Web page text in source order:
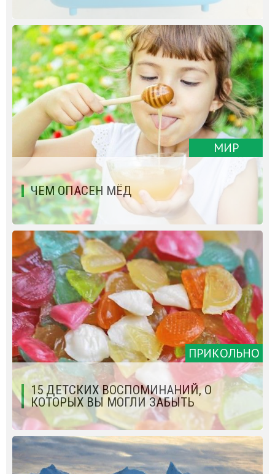
МИР
ЧЕМ ОПАСЕН МЁД
ПРИКОЛЬНО
15 ДЕТСКИХ ВОСПОМИНАНИЙ, О
КОТОРЫХ ВЫ МОГЛИ ЗАБЫТЬ